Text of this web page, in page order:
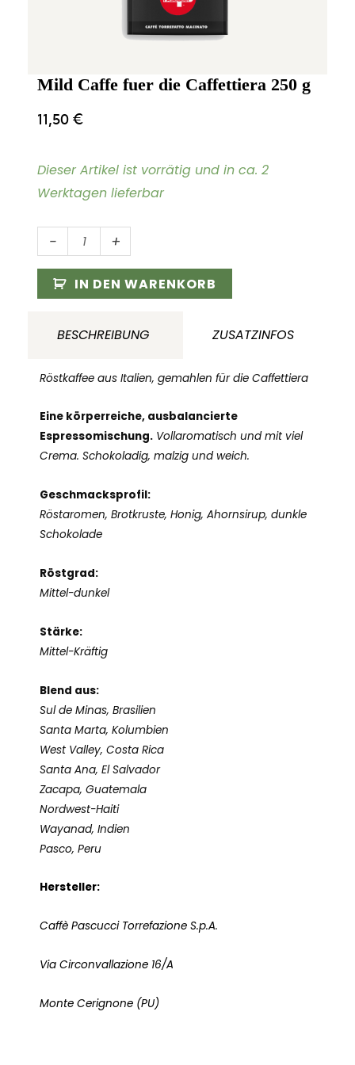
Mild Caffe fuer die Caffettiera 250 g
11,50€
Dieser Artikel ist vorrätig und in ca. 2
Werktagen lieferbar
-
Mild
Caffe
fuer
Caffettiera
g
+
IN DEN WARENKORB
BESCHREIBUNG ZUSATZINFOS
Röstkaffee aus Italien, gemahlen für die Caffettiera
Eine körperreiche, ausbalancierte
Espressomischung. Vollaromatisch und mit viel
Crema. Schokoladig, malzig und weich.
Geschmacksprofil:
Röstaromen, Brotkruste, Honig, Ahornsirup, dunkle
Schokolade
Röstgrad:
Mittel-dunkel
Stärke:
Mittel-Kräftig
Blend aus:
Sul de Minas, Brasilien
Santa Marta, Kolumbien
West Valley, Costa Rica
Santa Ana, El Salvador
Zacapa, Guatemala
Nordwest-Haiti
Wayanad, Indien
Pasco, Peru
Hersteller:
Caffè Pascucci Torrefazione S.p.A.
Via Circonvallazione 16/A
Monte Cerignone (PU)